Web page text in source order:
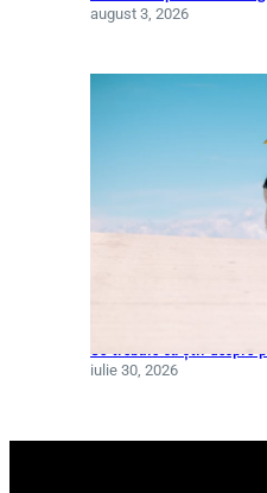
august 3, 2026
iulie 30, 2026